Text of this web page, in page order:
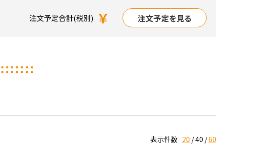
注文予定合計(税別) ￥ 注文予定を見る
表示件数 20 40 60